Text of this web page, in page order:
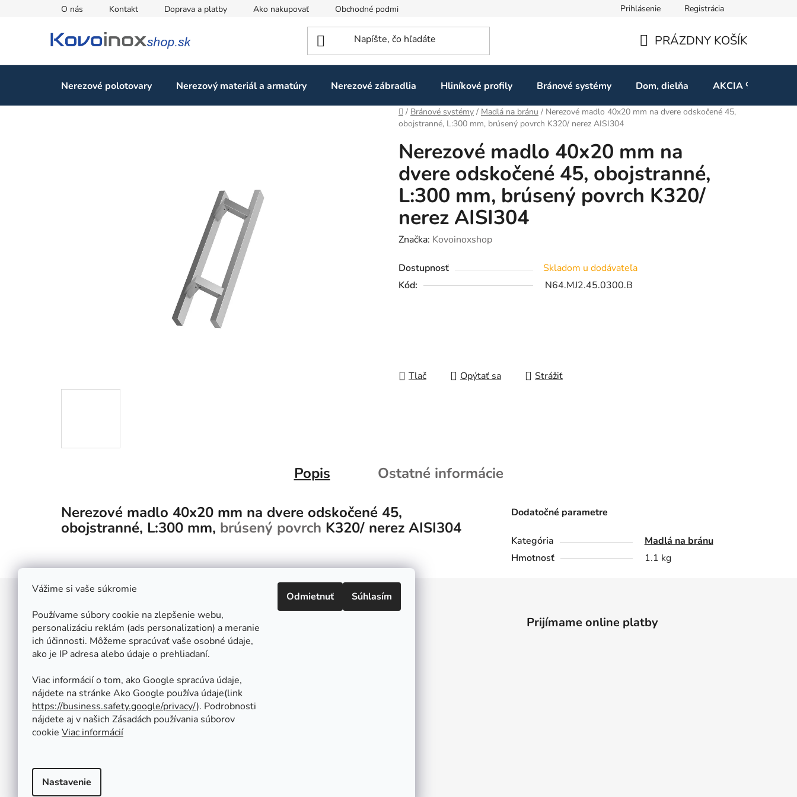
Vážime si vaše súkromie
Používame súbory cookie na zlepšenie webu,
personalizáciu reklám (ads personalization) a meranie
ich účinnosti. Môžeme spracúvať vaše osobné údaje,
ako je IP adresa alebo údaje o prehliadaní.
Viac informácií o tom, ako Google spracúva údaje,
nájdete na stránke Ako Google používa údaje(link
https://business.safety.google/privacy/⁩). Podrobnosti
nájdete aj v našich Zásadách používania súborov
cookie Viac informácií
Nastavenie
Odmietnuť Súhlasím
O nás Kontakt Doprava a platby Ako nakupovať Obchodné podmienky Odstúpenie od zmluvy
Prihlásenie Registrácia
KOŠÍK
PRÁZDNY KOŠÍK
Nerezové polotovary Nerezový materiál a armatúry Nerezové zábradlia Hliníkové profily Bránové systémy Dom, dielňa AKCIA %
Domov
/ Bránové systémy / Madlá na bránu / Nerezové madlo 40x20 mm na dvere odskočené 45,
obojstranné, L:300 mm, brúsený povrch K320/ nerez AISI304
Nerezové madlo 40x20 mm na
dvere odskočené 45, obojstranné,
L:300 mm, brúsený povrch K320/
nerez AISI304
Značka: Kovoinoxshop
Dostupnosť
Skladom u dodávateľa
Kód:
N64.MJ2.45.0300.B
Tlač Opýtať sa Strážiť
Popis Ostatné informácie
Nerezové madlo 40x20 mm na dvere odskočené 45,
obojstranné, L:300 mm, brúsený povrch K320/ nerez AISI304
Dodatočné parametre
Kategória
Madlá na bránu
Hmotnosť
1.1 kg
Štefan Široký - Kovoinox
Cukrová 10
917 01 Trnava
Slovensko
IČ: 37 571 451
IČ DPH: SK 1020347779
Po-Pa: 08:00 - 12:00 13:00 - 16:30
So - Ne : ZATVORENÉ
Tel.: +421 950 427 860
obchod@kovoinox.sk
Prijímame online platby